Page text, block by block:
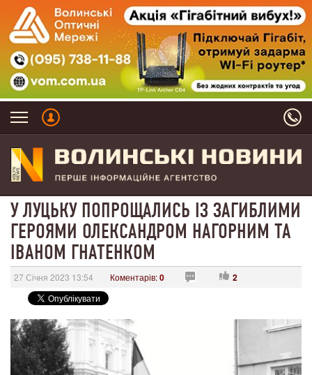
У ЛУЦЬКУ ПОПРОЩАЛИСЬ ІЗ ЗАГИБЛИМИ
ГЕРОЯМИ ОЛЕКСАНДРОМ НАГОРНИМ ТА
ІВАНОМ ГНАТЕНКОМ
27 Січня 2023 13:54 Коментарів:0 2